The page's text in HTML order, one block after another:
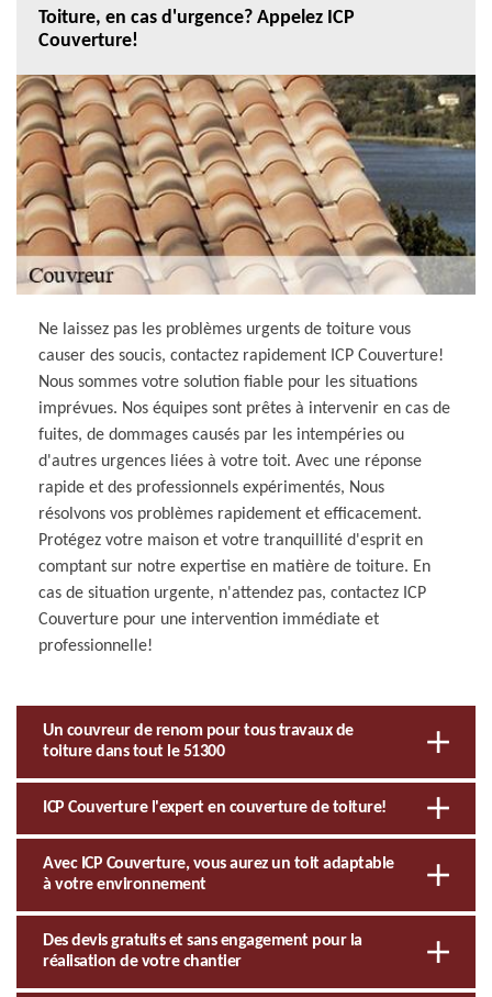
Toiture, en cas d'urgence? Appelez ICP
Couverture!
Ne laissez pas les problèmes urgents de toiture vous
causer des soucis, contactez rapidement ICP Couverture!
Nous sommes votre solution fiable pour les situations
imprévues. Nos équipes sont prêtes à intervenir en cas de
fuites, de dommages causés par les intempéries ou
d'autres urgences liées à votre toit. Avec une réponse
rapide et des professionnels expérimentés, Nous
résolvons vos problèmes rapidement et efficacement.
Protégez votre maison et votre tranquillité d'esprit en
comptant sur notre expertise en matière de toiture. En
cas de situation urgente, n'attendez pas, contactez ICP
Couverture pour une intervention immédiate et
professionnelle!
Un couvreur de renom pour tous travaux de
toiture dans tout le 51300
ICP Couverture l'expert en couverture de toiture!
Avec ICP Couverture, vous aurez un toit adaptable
à votre environnement
Des devis gratuits et sans engagement pour la
réalisation de votre chantier